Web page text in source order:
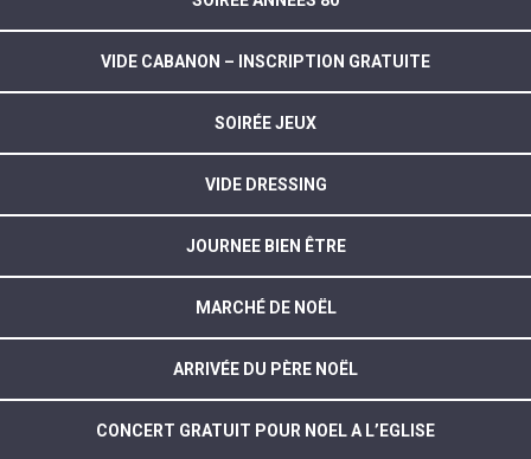
VIDE CABANON – INSCRIPTION GRATUITE
SOIRÉE JEUX
VIDE DRESSING
JOURNEE BIEN ÊTRE
MARCHÉ DE NOËL
ARRIVÉE DU PÈRE NOËL
CONCERT GRATUIT POUR NOEL A L’EGLISE